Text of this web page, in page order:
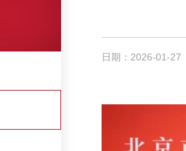
日期：2026-01-27